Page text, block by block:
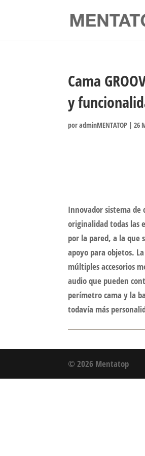
Cama
y
poradminMENTATOP |26
Innovador sistema de
originalidad todas las
por la pared, a la que
apoyo para objetos.
múltiples accesorios
audio que pueden
perímetro cama y la
todavía más
© 2026 Mentatop